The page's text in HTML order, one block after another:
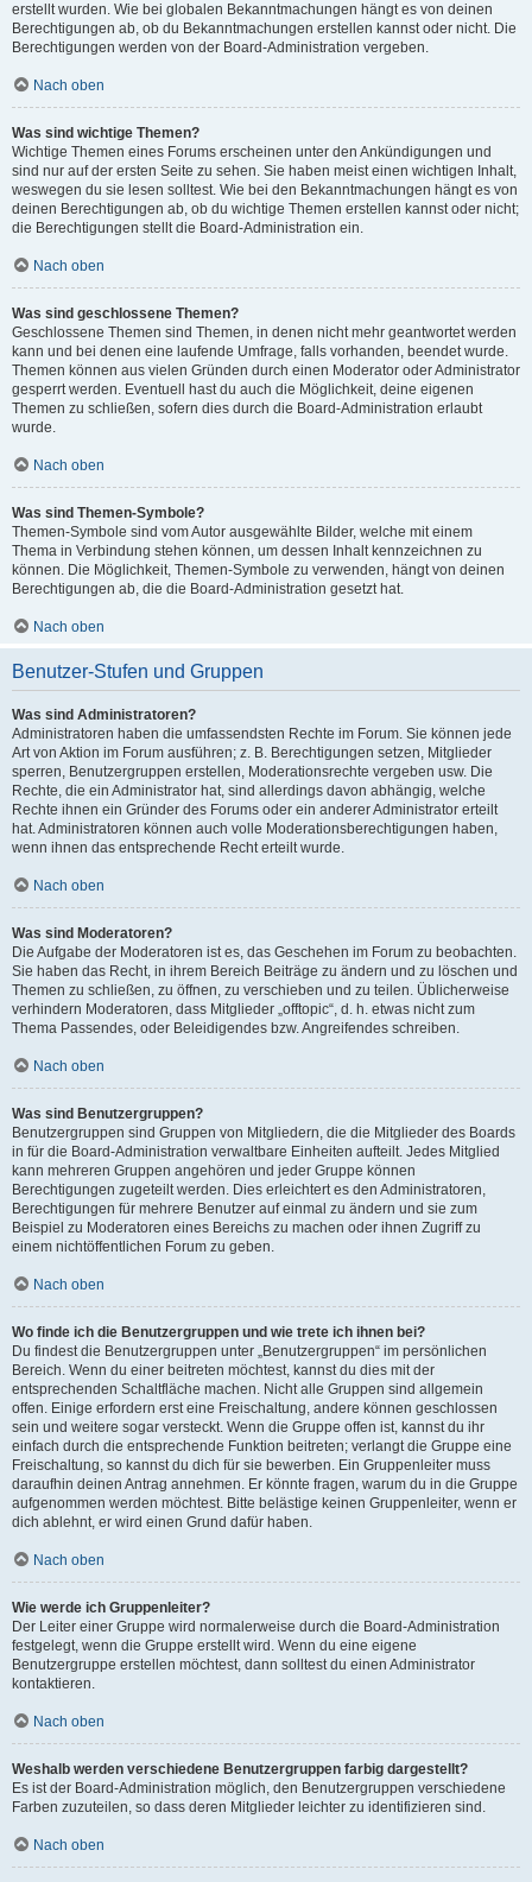
erstellt wurden. Wie bei globalen Bekanntmachungen hängt es von deinen
Berechtigungen ab, ob du Bekanntmachungen erstellen kannst oder nicht. Die
Berechtigungen werden von der Board-Administration vergeben.
Nach oben
Was sind wichtige Themen?
Wichtige Themen eines Forums erscheinen unter den Ankündigungen und
sind nur auf der ersten Seite zu sehen. Sie haben meist einen wichtigen Inhalt,
weswegen du sie lesen solltest. Wie bei den Bekanntmachungen hängt es von
deinen Berechtigungen ab, ob du wichtige Themen erstellen kannst oder nicht;
die Berechtigungen stellt die Board-Administration ein.
Nach oben
Was sind geschlossene Themen?
Geschlossene Themen sind Themen, in denen nicht mehr geantwortet werden
kann und bei denen eine laufende Umfrage, falls vorhanden, beendet wurde.
Themen können aus vielen Gründen durch einen Moderator oder Administrator
gesperrt werden. Eventuell hast du auch die Möglichkeit, deine eigenen
Themen zu schließen, sofern dies durch die Board-Administration erlaubt
wurde.
Nach oben
Was sind Themen-Symbole?
Themen-Symbole sind vom Autor ausgewählte Bilder, welche mit einem
Thema in Verbindung stehen können, um dessen Inhalt kennzeichnen zu
können. Die Möglichkeit, Themen-Symbole zu verwenden, hängt von deinen
Berechtigungen ab, die die Board-Administration gesetzt hat.
Nach oben
Benutzer-Stufen und Gruppen
Was sind Administratoren?
Administratoren haben die umfassendsten Rechte im Forum. Sie können jede
Art von Aktion im Forum ausführen; z. B. Berechtigungen setzen, Mitglieder
sperren, Benutzergruppen erstellen, Moderationsrechte vergeben usw. Die
Rechte, die ein Administrator hat, sind allerdings davon abhängig, welche
Rechte ihnen ein Gründer des Forums oder ein anderer Administrator erteilt
hat. Administratoren können auch volle Moderationsberechtigungen haben,
wenn ihnen das entsprechende Recht erteilt wurde.
Nach oben
Was sind Moderatoren?
Die Aufgabe der Moderatoren ist es, das Geschehen im Forum zu beobachten.
Sie haben das Recht, in ihrem Bereich Beiträge zu ändern und zu löschen und
Themen zu schließen, zu öffnen, zu verschieben und zu teilen. Üblicherweise
verhindern Moderatoren, dass Mitglieder „offtopic“, d. h. etwas nicht zum
Thema Passendes, oder Beleidigendes bzw. Angreifendes schreiben.
Nach oben
Was sind Benutzergruppen?
Benutzergruppen sind Gruppen von Mitgliedern, die die Mitglieder des Boards
in für die Board-Administration verwaltbare Einheiten aufteilt. Jedes Mitglied
kann mehreren Gruppen angehören und jeder Gruppe können
Berechtigungen zugeteilt werden. Dies erleichtert es den Administratoren,
Berechtigungen für mehrere Benutzer auf einmal zu ändern und sie zum
Beispiel zu Moderatoren eines Bereichs zu machen oder ihnen Zugriff zu
einem nichtöffentlichen Forum zu geben.
Nach oben
Wo finde ich die Benutzergruppen und wie trete ich ihnen bei?
Du findest die Benutzergruppen unter „Benutzergruppen“ im persönlichen
Bereich. Wenn du einer beitreten möchtest, kannst du dies mit der
entsprechenden Schaltfläche machen. Nicht alle Gruppen sind allgemein
offen. Einige erfordern erst eine Freischaltung, andere können geschlossen
sein und weitere sogar versteckt. Wenn die Gruppe offen ist, kannst du ihr
einfach durch die entsprechende Funktion beitreten; verlangt die Gruppe eine
Freischaltung, so kannst du dich für sie bewerben. Ein Gruppenleiter muss
daraufhin deinen Antrag annehmen. Er könnte fragen, warum du in die Gruppe
aufgenommen werden möchtest. Bitte belästige keinen Gruppenleiter, wenn er
dich ablehnt, er wird einen Grund dafür haben.
Nach oben
Wie werde ich Gruppenleiter?
Der Leiter einer Gruppe wird normalerweise durch die Board-Administration
festgelegt, wenn die Gruppe erstellt wird. Wenn du eine eigene
Benutzergruppe erstellen möchtest, dann solltest du einen Administrator
kontaktieren.
Nach oben
Weshalb werden verschiedene Benutzergruppen farbig dargestellt?
Es ist der Board-Administration möglich, den Benutzergruppen verschiedene
Farben zuzuteilen, so dass deren Mitglieder leichter zu identifizieren sind.
Nach oben